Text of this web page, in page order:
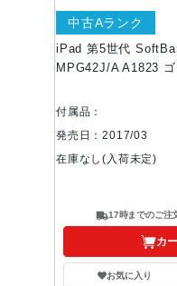
iPad 第5世代
MPG42J/A A1823 ゴ
中古Aランク
付属品：
発売日：2017/03
在庫なし(入荷未定)
17時までのご注
カ
お気に入り